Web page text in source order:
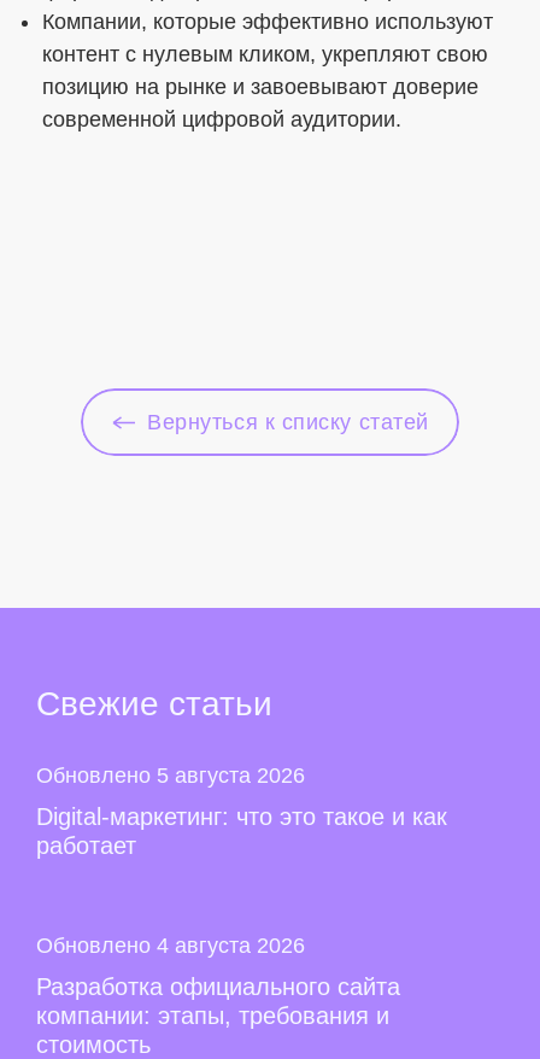
Компании, которые эффективно используют
контент с нулевым кликом, укрепляют свою
позицию на рынке и завоевывают доверие
современной цифровой аудитории.
Вернуться к списку статей
Свежие статьи
Обновлено 5 августа 2026
Digital-маркетинг: что это такое и как
работает
Обновлено 4 августа 2026
Разработка официального сайта
компании: этапы, требования и
стоимость